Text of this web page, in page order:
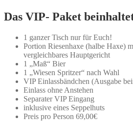
Das VIP- Paket
1 ganzer Tisch nur für Euch!
Portion Riesenhaxe (halbe Haxe)
vergleichbares Hauptgericht
1 „Maß“ Bier
1 „Wiesen Spritzer“ nach Wahl
VIP Einlassbändchen (Ausgabe
Einlass ohne Anstehen
Separater VIP Eingang
inklusive eines Seppelhuts
Preis pro Person 69,00€